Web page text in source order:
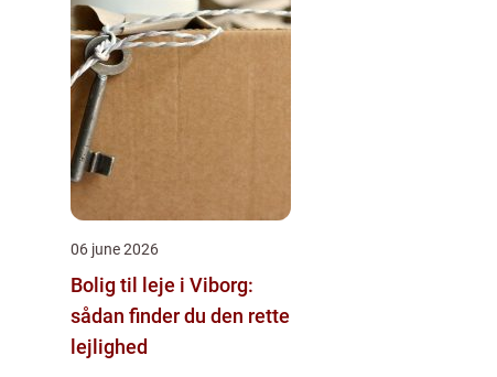
06 june 2026
Bolig til leje i Viborg:
sådan finder du den rette
lejlighed